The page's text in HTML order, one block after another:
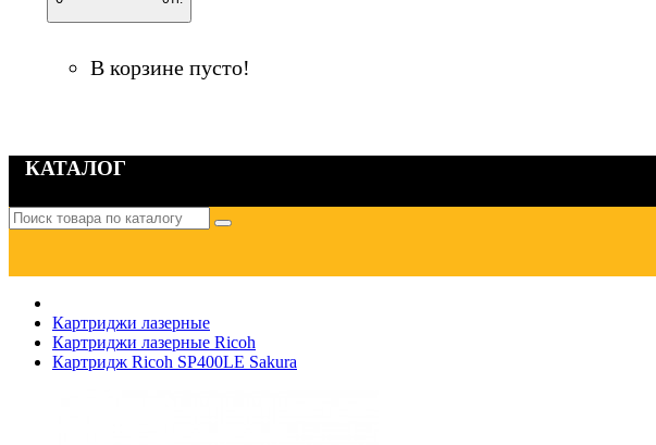
В корзине пусто!
КАТАЛОГ
Картриджи лазерные
Картриджи лазерные Ricoh
Картридж Ricoh SP400LE Sakura